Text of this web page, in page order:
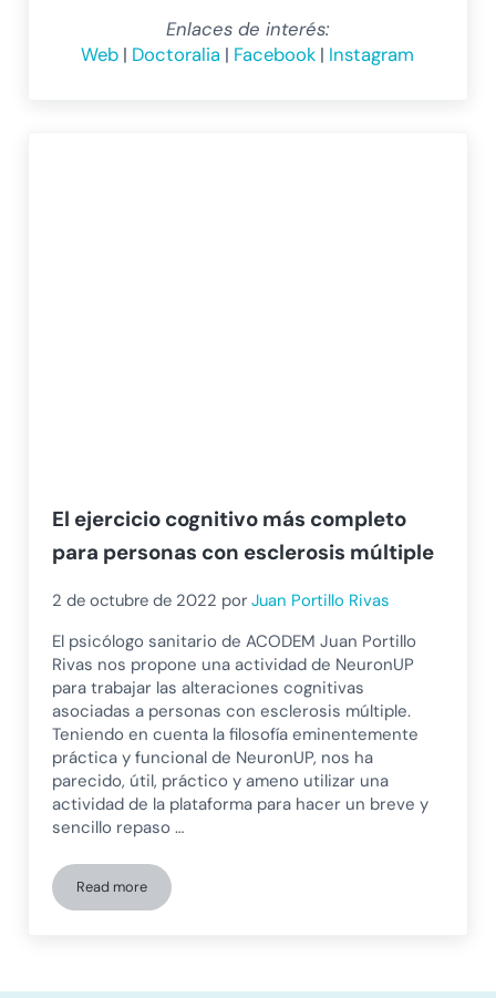
Enlaces de interés:
Web | Doctoralia | Facebook | Instagram
El ejercicio cognitivo más completo
para personas con esclerosis múltiple
2 de octubre de 2022 porJuan Portillo Rivas
El psicólogo sanitario de ACODEM Juan Portillo
Rivas nos propone una actividad de NeuronUP
para trabajar las alteraciones cognitivas
asociadas a personas con esclerosis múltiple.
Teniendo en cuenta la filosofía eminentemente
práctica y funcional de NeuronUP, nos ha
parecido, útil, práctico y ameno utilizar una
actividad de la plataforma para hacer un breve y
sencillo repaso …
Read moreEl ejercicio cognitivo más completo para personas con